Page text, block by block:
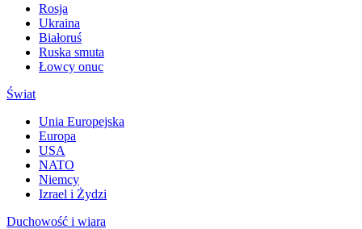
Rosja
Ukraina
Białoruś
Ruska smuta
Łowcy onuc
Świat
Unia Europejska
Europa
USA
NATO
Niemcy
Izrael i Żydzi
Duchowość i wiara